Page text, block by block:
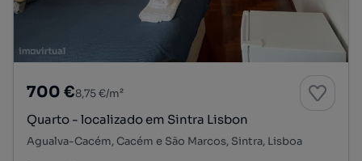
700 €8,75 €/m²
Quarto - localizado em Sintra Lisbon
Agualva-Cacém, Cacém e São Marcos, Sintra, Lisboa